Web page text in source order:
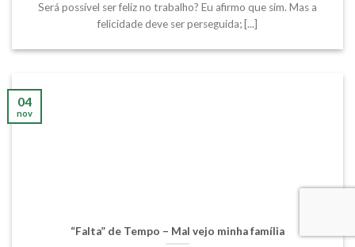
Será possível ser feliz no trabalho? Eu afirmo que sim. Mas a
felicidade deve ser perseguida; [...]
“Falta” de Tempo – Mal vejo minha família
04
nov